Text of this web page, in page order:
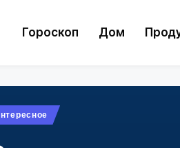
Гороскоп Дом